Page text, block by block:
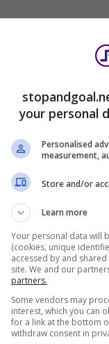
valore stimato
League
gli
a vincere
Barcellona
City
your personal
Personalised
measurement,
Store and/or
Learn more
Your personal data will
(cookies, unique
accessed by and
site. We and our
partners.
Some vendors may
interest, which you can
for a link at the bottom
withdraw consent in